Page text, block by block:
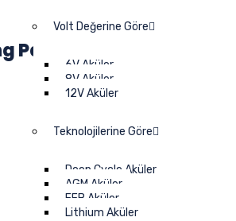
Volt Değerine Göre
6V Aküler
8V Aküler
12V Aküler
Teknolojilerine Göre
Deep Cycle Aküler
AGM Aküler
EFB Aküler
Lithium Aküler
Page with Elements